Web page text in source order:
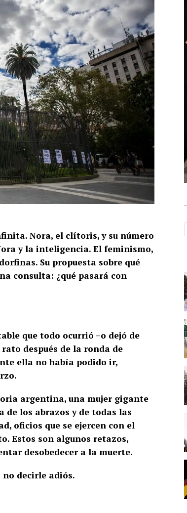
Nora, el clítoris, y su número
y la inteligencia. El feminismo,
Su propuesta sobre qué
consulta: ¿qué pasará con
que todo ocurrió –o dejó de
rato después de la ronda de
ella no había podido ir,
argentina, una mujer gigante
los abrazos y de todas las
oficios que se ejercen con el
Estos son algunos retazos,
desobedecer a la muerte.
decirle adiós.